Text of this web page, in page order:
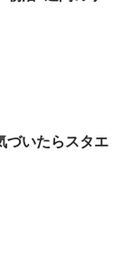
づいたらスタエ